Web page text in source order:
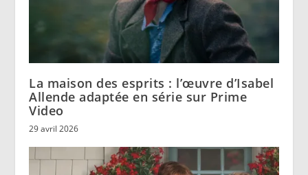
La maison des esprits : l’œuvre d’Isabel
Allende adaptée en série sur Prime
Video
29 avril 2026